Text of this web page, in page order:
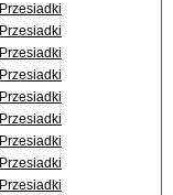
Przesiadki
Przesiadki
Przesiadki
Przesiadki
Przesiadki
Przesiadki
Przesiadki
Przesiadki
Przesiadki